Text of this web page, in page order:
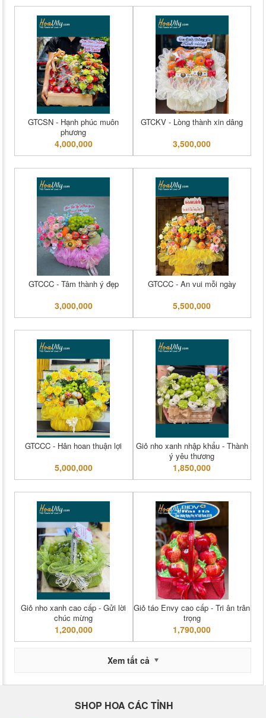
GTCSN - Hạnh phúc muôn
phương
4,000,000
GTCKV - Lòng thành xin dâng
3,500,000
GTCCC - Tâm thành ý đẹp
3,000,000
GTCCC - An vui mỗi ngày
5,500,000
GTCCC - Hân hoan thuận lợi
5,000,000
Giỏ nho xanh nhập khẩu - Thành
ý yêu thương
1,850,000
Giỏ nho xanh cao cấp - Gửi lời
chúc mừng
1,200,000
Giỏ táo Envy cao cấp - Tri ân trân
trọng
1,790,000
Xem tất cả
SHOP HOA CÁC TỈNH